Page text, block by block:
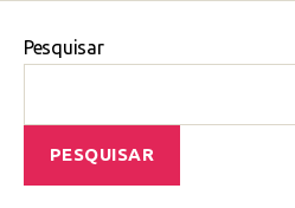
Pesquisar
PESQUISAR